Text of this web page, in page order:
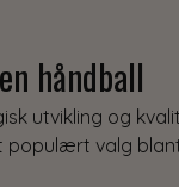
håndball
utvikling og
populært valg